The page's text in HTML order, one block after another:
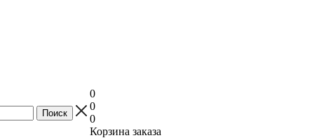
0
0
0
Корзина заказа